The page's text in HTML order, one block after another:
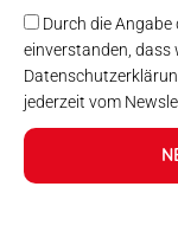
Durch die
einverstanden, dass
jederzeit vom